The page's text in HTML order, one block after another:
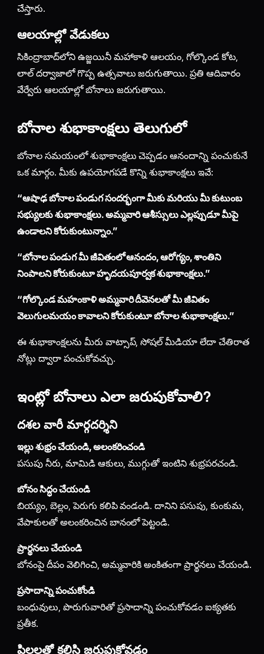
చేస్తారు.
ఆలయాల్లో వేడుకలు
సికింద్రాబాద్‌లోని ఉజ్జయినీ మహాకాళి ఆలయం, గోల్కొండ కోట,
లాల్ దర్వాజాలో గొప్ప ఉత్సవాలు జరుగుతాయి. ప్రతి ఆదివారం
వేర్వేరు ఆలయాల్లో బోనాలు జరుగుతాయి.
బోనాల శుభాకాంక్షలు తెలుగులో
బోనాల సమయంలో శుభాకాంక్షలు చెప్పడం ఆనందాన్ని పంచుకునే
ఒక మార్గం. మీకు ఉపయోగపడే కొన్ని శుభాకాంక్షలు ఇవే:
“ఆషాఢ బోనాల పండుగ సందర్భంగా మీకు మరియు మీ కుటుంబ
సభ్యులకు శుభాకాంక్షలు. అమ్మవారి ఆశీస్సులు ఎల్లప్పుడూ మీపై
ఉండాలని కోరుకుంటున్నాం.”
“బోనాల పండుగ మీ జీవితంలో ఆనందం, ఆరోగ్యం, శాంతిని
నింపాలని కోరుకుంటూ హృదయపూర్వక శుభాకాంక్షలు.”
“గోల్కొండ మహంకాళి అమ్మవారి దీవెనలతో మీ జీవితం
వెలుగులమయం కావాలని కోరుకుంటూ బోనాల శుభాకాంక్షలు.”
ఈ శుభాకాంక్షలను మీరు వాట్సాప్, సోషల్ మీడియా లేదా చేతిరాత
నోట్లు ద్వారా పంచుకోవచ్చు.
ఇంట్లో బోనాలు ఎలా జరుపుకోవాలి?
దశల వారీ మార్గదర్శిని
ఇల్లు శుభ్రం చేయండి, అలంకరించండి
పసుపు నీరు, మామిడి ఆకులు, ముగ్గుతో ఇంటిని శుభ్రపరచండి.
బోనం సిద్ధం చేయండి
బియ్యం, బెల్లం, పెరుగు కలిపి వండండి. దానిని పసుపు, కుంకుమ,
వేపాకులతో అలంకరించిన బానంలో పెట్టండి.
ప్రార్థనలు చేయండి
బోనంపై దీపం వెలిగించి, అమ్మవారికి అంకితంగా ప్రార్థనలు చేయండి.
ప్రసాదాన్ని పంచుకోండి
బంధువులు, పొరుగువారితో ప్రసాదాన్ని పంచుకోవడం ఐక్యతకు
ప్రతీక.
పిల్లలతో కలిసి జరుపుకోవడం